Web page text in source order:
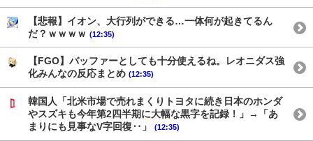
【悲報】イオン、大行列ができる…一体何が起きてるん
だ？ｗｗｗｗ (12:35)
【FGO】バッファーとしても十分使えるね。レオニダス強
化みんなの反応まとめ (12:35)
韓国人「北米市場で売れまくりトヨタに続き日本のホンダ
やスズキも今年第2四半期に大幅な黒字を記録！」→「あ
まりにも見事なV字回復‥」
(12:35)